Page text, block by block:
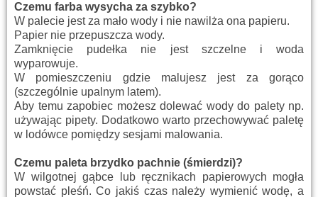
Czemu farba wysycha za szybko?
W palecie jest za mało wody i nie nawilża ona papieru.
Papier nie przepuszcza wody.
Zamknięcie pudełka nie jest szczelne i woda
wyparowuje.
W pomieszczeniu gdzie malujesz jest za gorąco
(szczególnie upalnym latem).
Aby temu zapobiec możesz dolewać wody do palety np.
używając pipety. Dodatkowo warto przechowywać paletę
w lodówce pomiędzy sesjami malowania.
Czemu paleta brzydko pachnie (śmierdzi)?
W wilgotnej gąbce lub ręcznikach papierowych mogła
powstać pleśń. Co jakiś czas należy wymienić wodę, a